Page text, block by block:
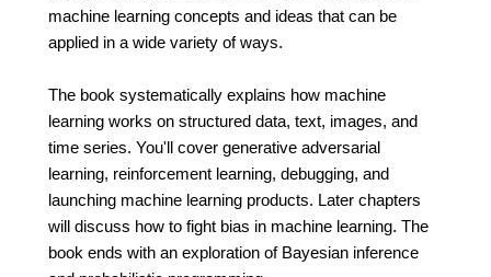
machine learning concepts and ideas that can be
applied in a wide variety of ways.
The book systematically explains how machine
learning works on structured data, text, images, and
time series. You'll cover generative adversarial
learning, reinforcement learning, debugging, and
launching machine learning products. Later chapters
will discuss how to fight bias in machine learning. The
book ends with an exploration of Bayesian inference